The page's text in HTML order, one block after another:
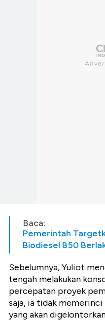
Baca:
Pemerintah
Biodiesel B50
Sebelumnya, Yuliot
tengah melakukan
percepatan proyek
saja, ia tidak
yang akan